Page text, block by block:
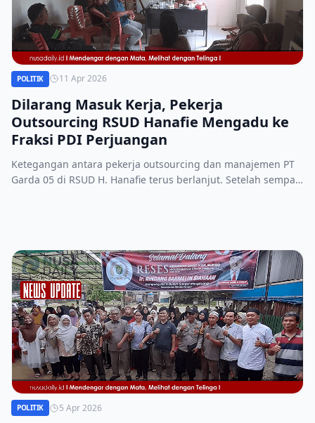
POLITIK 11 Apr 2026
Dilarang Masuk Kerja, Pekerja
Outsourcing RSUD Hanafie Mengadu ke
Fraksi PDI Perjuangan
Ketegangan antara pekerja outsourcing dan manajemen PT
Garda 05 di RSUD H. Hanafie terus berlanjut. Setelah sempat
POLITIK 5 Apr 2026